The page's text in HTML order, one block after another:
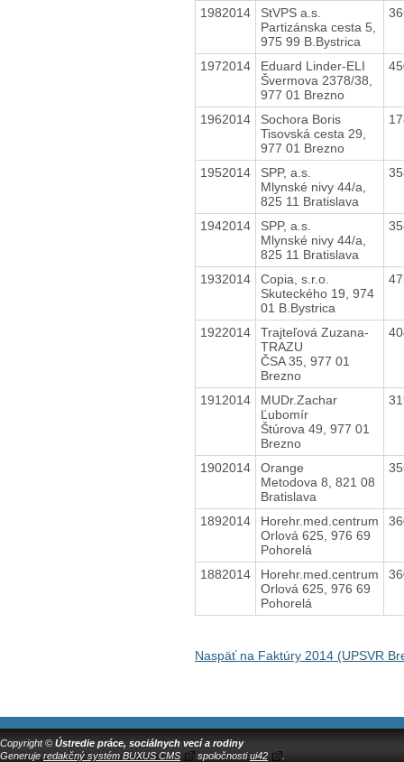
1982014
StVPS a.s.
Partizánska cesta 5,
975 99 B.Bystrica
1972014
Eduard Linder-ELI
Švermova 2378/38,
977 01 Brezno
1962014
Sochora Boris
Tisovská cesta 29,
977 01 Brezno
1952014
SPP, a.s.
Mlynské nivy 44/a,
825 11 Bratislava
1942014
SPP, a.s.
Mlynské nivy 44/a,
825 11 Bratislava
1932014
Copia, s.r.o.
Skuteckého 19, 974
01 B.Bystrica
1922014
Trajteľová Zuzana-
TRAZU
ČSA 35, 977 01
Brezno
1912014
MUDr.Zachar
Ľubomír
Štúrova 49, 977 01
Brezno
1902014
Orange
Metodova 8, 821 08
Bratislava
1892014
Horehr.med.centrum
Orlová 625, 976 69
Pohorelá
1882014
Horehr.med.centrum
Orlová 625, 976 69
Pohorelá
Naspäť na Faktúry 2014 (UPSVR
Copyright © Ústredie práce, sociálnych vecí a rodiny
Generuje redakčný systém BUXUS CMS spoločnostiui42